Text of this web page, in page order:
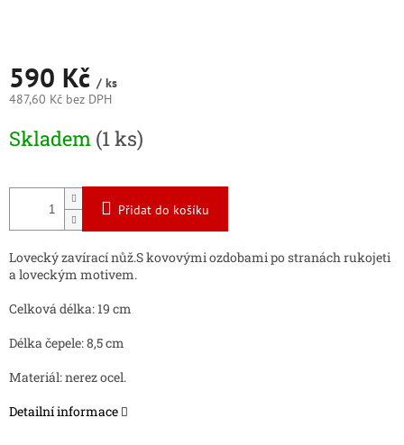
590 Kč / ks
487,60 Kč bez DPH
cena:
Skladem (1 ks)
Přidat do košíku
Lovecký zavírací nůž.S kovovými ozdobami po stranách rukojeti
a loveckým motivem.
Celková délka: 19 cm
Délka čepele: 8,5 cm
Materiál: nerez ocel.
Detailní informace